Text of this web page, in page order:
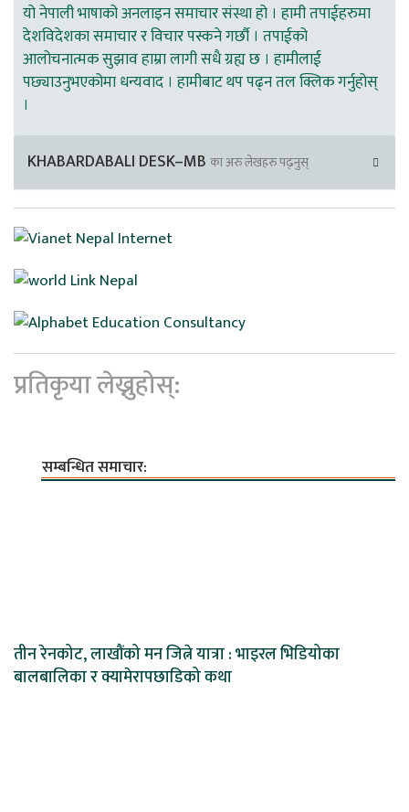
यो नेपाली भाषाको अनलाइन समाचार संस्था हो । हामी तपाईहरुमा
देशविदेशका समाचार र विचार पस्कने गर्छौ । तपाईको
आलोचनात्मक सुझाव हाम्रा लागी सधै ग्रह्य छ । हामीलाई
पछ्याउनुभएकोमा धन्यवाद । हामीबाट थप पढ्न तल क्लिक गर्नुहोस्
।
KHABARDABALI DESK–MB का अरु लेखहरु पढ्नुस्
प्रतिकृया लेख्नुहोस्:
सम्बन्धित समाचार:
तीन रेनकोट, लाखौंको मन जित्ने यात्रा : भाइरल भिडियोका
बालबालिका र क्यामेरापछाडिको कथा